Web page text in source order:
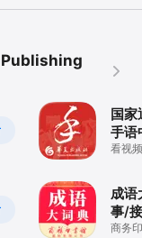
国
手语
看视
成语
事/
商务